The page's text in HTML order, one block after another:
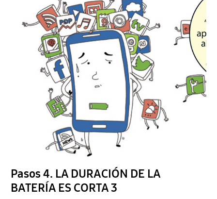
Pasos 4. LA DURACIÓN DE LA
BATERÍA ES CORTA 3